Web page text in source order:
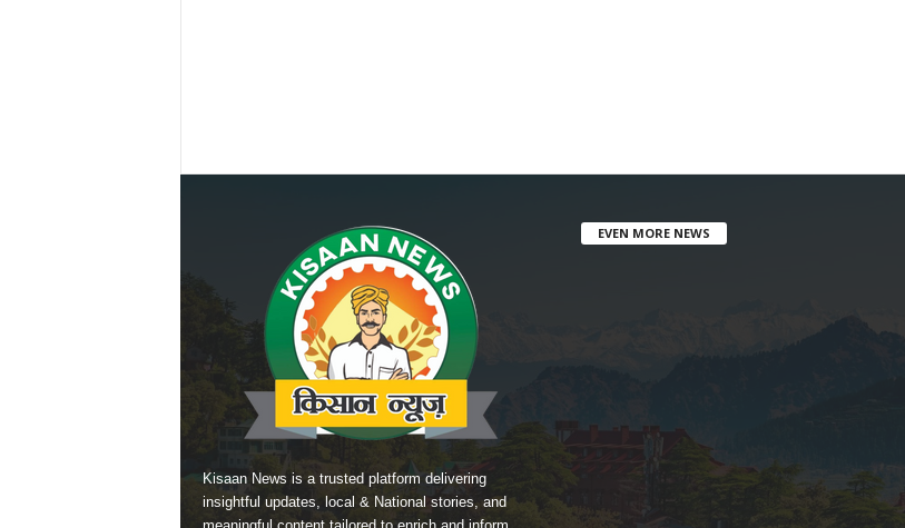
Kisaan News is a trusted platform delivering
insightful updates, local & National stories, and
EVEN MORE NEWS